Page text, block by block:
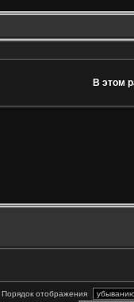
В этом
Порядок отображения